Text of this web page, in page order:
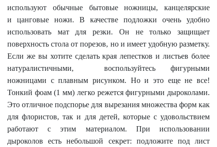
используют обычные бытовые ножницы, канцелярские
и цанговые ножи. В качестве подложки очень удобно
использовать мат для резки. Он не только защищает
поверхность стола от порезов, но и имеет удобную разметку.
Если же вы хотите сделать края лепестков и листьев более
натуралистичными, воспользуйтесь фигурными
ножницами с плавным рисунком. Но и это еще не все!
Тонкий фоам (1 мм) легко режется фигурными дыроколами.
Это отличное подспорье для вырезания множества форм как
для флористов, так и для детей, которые с удовольствием
работают с этим материалом. При использовании
дыроколов есть небольшой секрет: подложите под лист